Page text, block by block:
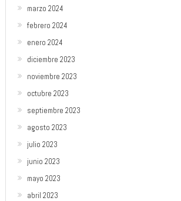
marzo 2024
febrero 2024
enero 2024
diciembre 2023
noviembre 2023
octubre 2023
septiembre 2023
agosto 2023
julio 2023
junio 2023
mayo 2023
abril 2023